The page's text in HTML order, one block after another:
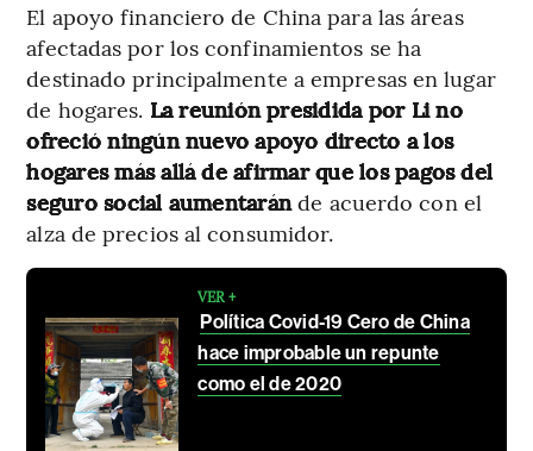
El apoyo financiero de China para las áreas
afectadas por los confinamientos se ha
destinado principalmente a empresas en lugar
de hogares. La reunión presidida por Li no
ofreció ningún nuevo apoyo directo a los
hogares más allá de afirmar que los pagos del
seguro social aumentaránde acuerdo con el
alza de precios al consumidor.
VER +
Política Covid-19 Cero de China
hace improbable un repunte
como el de 2020